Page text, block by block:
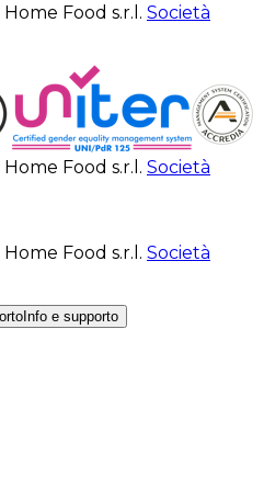
Food s.r.l. Società
Food s.r.l. Società
Food s.r.l. Società
Info e supporto